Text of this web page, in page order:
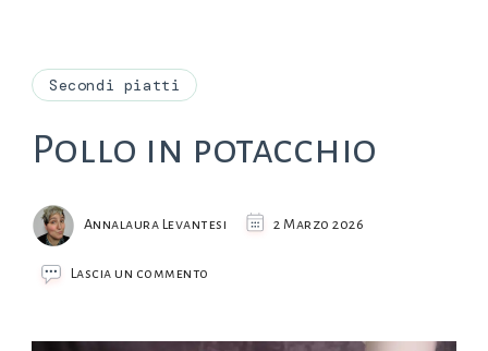
Secondi piatti
Pollo in potacchio
Annalaura Levantesi 2 Marzo 2026
Lascia un commento
potacchio